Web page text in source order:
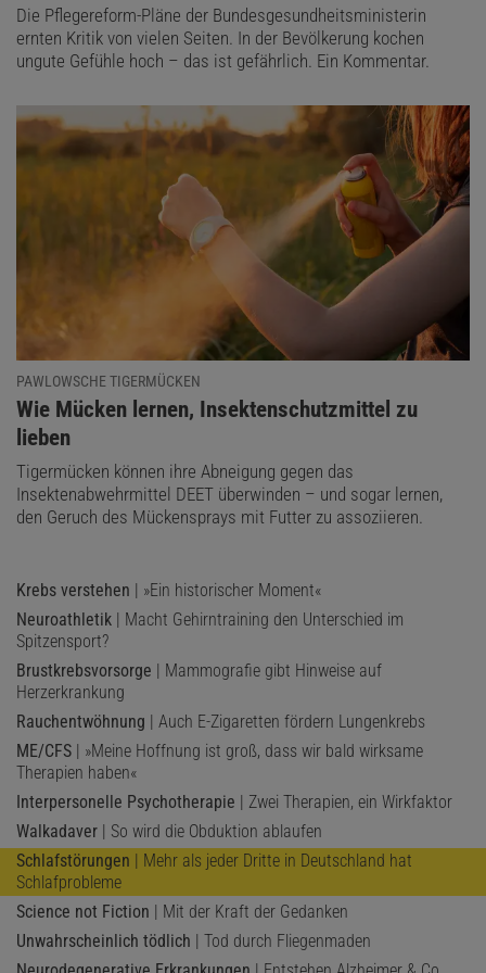
Die Pflegereform-Pläne der Bundesgesundheitsministerin
ernten Kritik von vielen Seiten. In der Bevölkerung kochen
ungute Gefühle hoch – das ist gefährlich. Ein Kommentar.
PAWLOWSCHE TIGERMÜCKEN
:
Wie Mücken lernen, Insektenschutzmittel zu
lieben
Tigermücken können ihre Abneigung gegen das
Insektenabwehrmittel DEET überwinden – und sogar lernen,
den Geruch des Mückensprays mit Futter zu assoziieren.
Krebs verstehen | »Ein historischer Moment«
Neuroathletik | Macht Gehirntraining den Unterschied im
Spitzensport?
Brustkrebsvorsorge | Mammografie gibt Hinweise auf
Herzerkrankung
Rauchentwöhnung | Auch E-Zigaretten fördern Lungenkrebs
ME/CFS | »Meine Hoffnung ist groß, dass wir bald wirksame
Therapien haben«
Interpersonelle Psychotherapie | Zwei Therapien, ein Wirkfaktor
Walkadaver | So wird die Obduktion ablaufen
Schlafstörungen | Mehr als jeder Dritte in Deutschland hat
Schlafprobleme
Science not Fiction | Mit der Kraft der Gedanken
Unwahrscheinlich tödlich | Tod durch Fliegenmaden